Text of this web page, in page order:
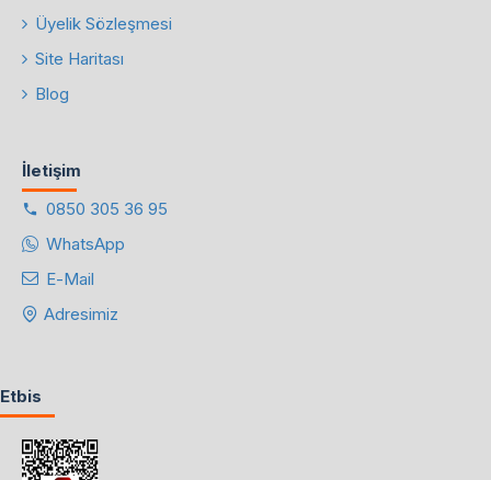
Üyelik Sözleşmesi
Site Haritası
Blog
İletişim
0850 305 36 95
WhatsApp
E-Mail
Adresimiz
Etbis